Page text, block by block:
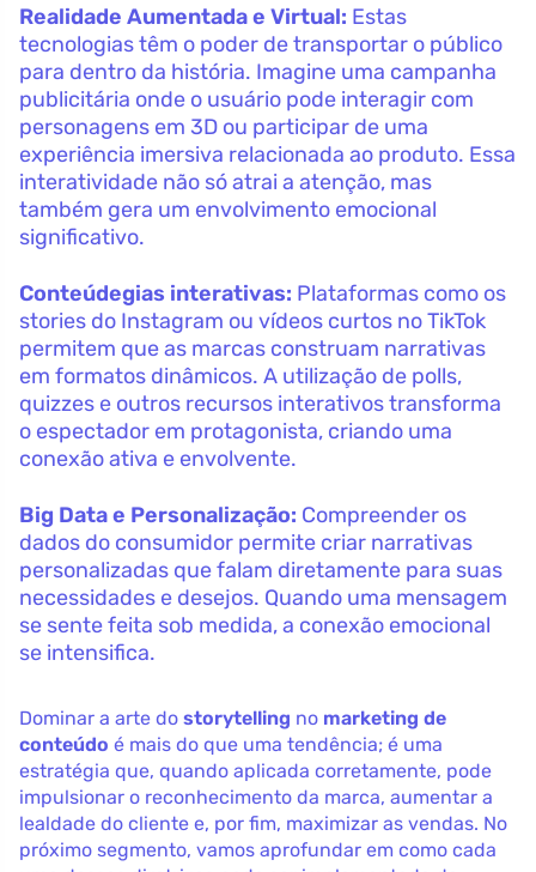
Realidade Aumentada e Virtual: Estas
tecnologias têm o poder de transportar o público
para dentro da história. Imagine uma campanha
publicitária onde o usuário pode interagir com
personagens em 3D ou participar de uma
experiência imersiva relacionada ao produto. Essa
interatividade não só atrai a atenção, mas
também gera um envolvimento emocional
significativo.
Conteúdegias interativas: Plataformas como os
stories do Instagram ou vídeos curtos no TikTok
permitem que as marcas construam narrativas
em formatos dinâmicos. A utilização de polls,
quizzes e outros recursos interativos transforma
o espectador em protagonista, criando uma
conexão ativa e envolvente.
Big Data e Personalização: Compreender os
dados do consumidor permite criar narrativas
personalizadas que falam diretamente para suas
necessidades e desejos. Quando uma mensagem
se sente feita sob medida, a conexão emocional
se intensifica.
Dominar a arte do storytelling no marketing de
conteúdo é mais do que uma tendência; é uma
estratégia que, quando aplicada corretamente, pode
impulsionar o reconhecimento da marca, aumentar a
lealdade do cliente e, por fim, maximizar as vendas. No
próximo segmento, vamos aprofundar em como cada